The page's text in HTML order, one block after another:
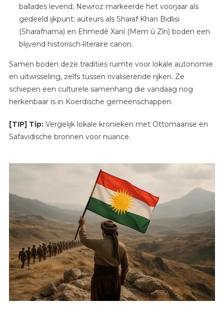
ballades levend; Newroz markeerde het voorjaar als
gedeeld ijkpunt; auteurs als Sharaf Khan Bidlisi
(Sharafnama) en Ehmedê Xanî (Mem û Zîn) boden een
blijvend historisch-literaire canon.
Samen boden deze tradities ruimte voor lokale autonomie
en uitwisseling, zelfs tussen rivaliserende rijken. Ze
schiepen een culturele samenhang die vandaag nog
herkenbaar is in Koerdische gemeenschappen.
[TIP] Tip:Vergelijk lokale kronieken met Ottomaanse en
Safavidische bronnen voor nuance.